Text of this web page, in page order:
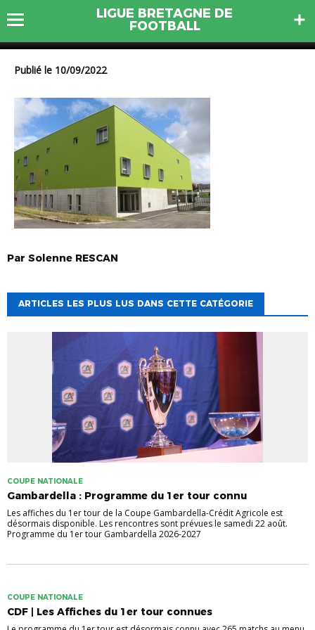
LIGUE BRETAGNE DE
FOOTBALL
IMG_3550
Publié le 10/09/2022
Par Solenne RESCAN
ARTICLES LES PLUS LUS DANS CETTE CATÉGORIE
COUPE NATIONALE
Gambardella : Programme du 1er tour connu
Les affiches du 1er tour de la Coupe Gambardella-Crédit Agricole est
désormais disponible. Les rencontres sont prévues le samedi 22 août.
Programme du 1er tour Gambardella 2026-2027
COUPE NATIONALE
CDF | Les Affiches du 1er tour connues